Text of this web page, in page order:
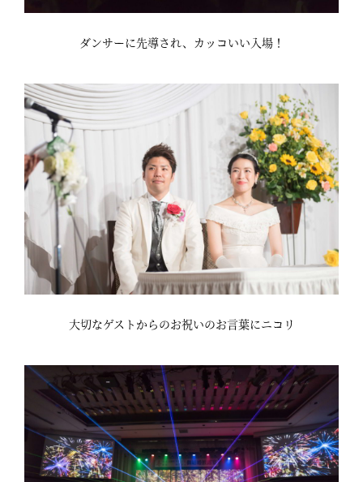
ダンサーに先導され、カッコいい入場！
大切なゲストからのお祝いのお言葉にニコリ